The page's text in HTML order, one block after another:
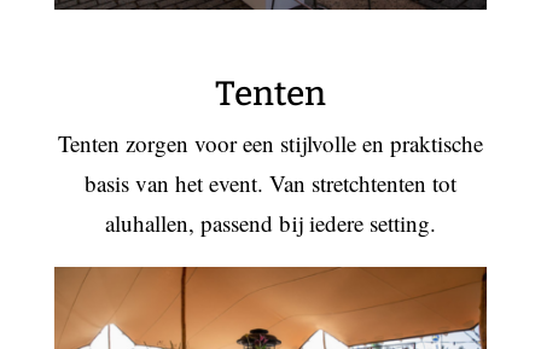
Tenten
Tenten zorgen voor een stijlvolle en praktische
basis van het event. Van stretchtenten tot
aluhallen, passend bij iedere setting.